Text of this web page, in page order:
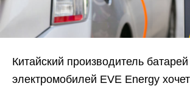
Китайский производитель
электромобилей EVE Energy